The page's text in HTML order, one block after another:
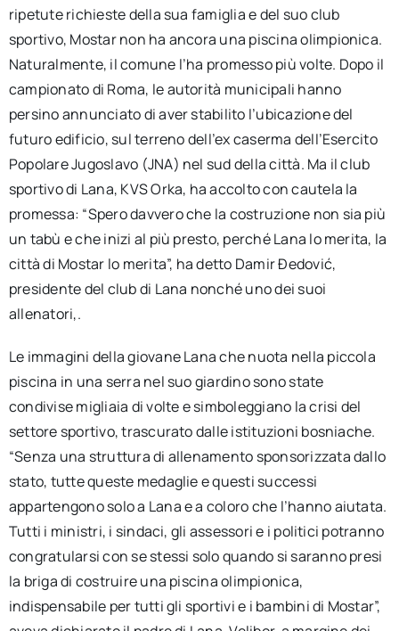
ripetute richieste della sua famiglia e del suo club
sportivo, Mostar non ha ancora una piscina olimpionica.
Naturalmente, il comune l’ha promesso più volte. Dopo il
campionato di Roma, le autorità municipali hanno
persino annunciato di aver stabilito l’ubicazione del
futuro edificio, sul terreno dell’ex caserma dell’Esercito
Popolare Jugoslavo (JNA) nel sud della città. Ma il club
sportivo di Lana, KVS Orka, ha accolto con cautela la
promessa: “Spero davvero che la costruzione non sia più
un tabù e che inizi al più presto, perché Lana lo merita, la
città di Mostar lo merita”, ha detto Damir Đedović,
presidente del club di Lana nonché uno dei suoi
allenatori,.
Le immagini della giovane Lana che nuota nella piccola
piscina in una serra nel suo giardino sono state
condivise migliaia di volte e simboleggiano la crisi del
settore sportivo, trascurato dalle istituzioni bosniache.
“Senza una struttura di allenamento sponsorizzata dallo
stato, tutte queste medaglie e questi successi
appartengono solo a Lana e a coloro che l’hanno aiutata.
Tutti i ministri, i sindaci, gli assessori e i politici potranno
congratularsi con se stessi solo quando si saranno presi
la briga di costruire una piscina olimpionica,
indispensabile per tutti gli sportivi e i bambini di Mostar”,